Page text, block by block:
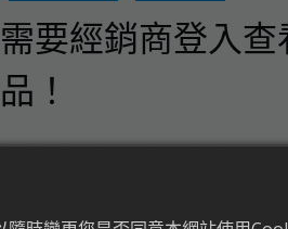
需要經銷商登入查
品！